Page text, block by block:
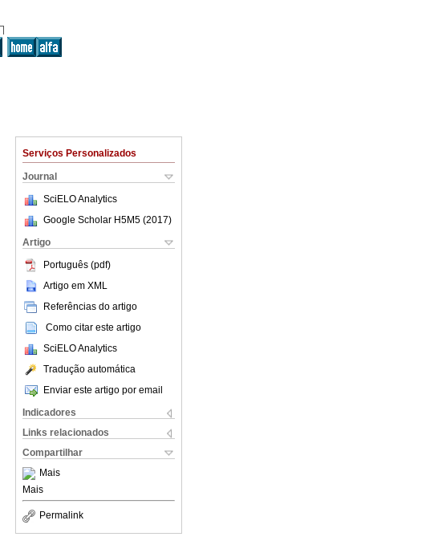
Serviços Personalizados
Journal
SciELO Analytics
Google Scholar H5M5 (2017)
Artigo
Português (pdf)
Artigo em XML
Referências do artigo
Como citar este artigo
SciELO Analytics
Tradução automática
Enviar este artigo por email
Indicadores
Links relacionados
Compartilhar
Mais
Mais
Permalink